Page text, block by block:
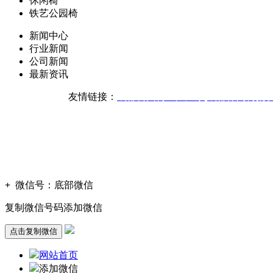
铁艺公园椅
新闻中心
行业新闻
公司新闻
最新资讯
友情链接：
+ 微信号： 底部微信
复制微信号码添加微信
点击复制微信
网站首页
添加微信